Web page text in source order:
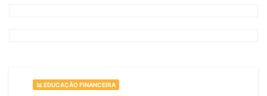
📊 EDUCAÇÃO FINANCEIRA